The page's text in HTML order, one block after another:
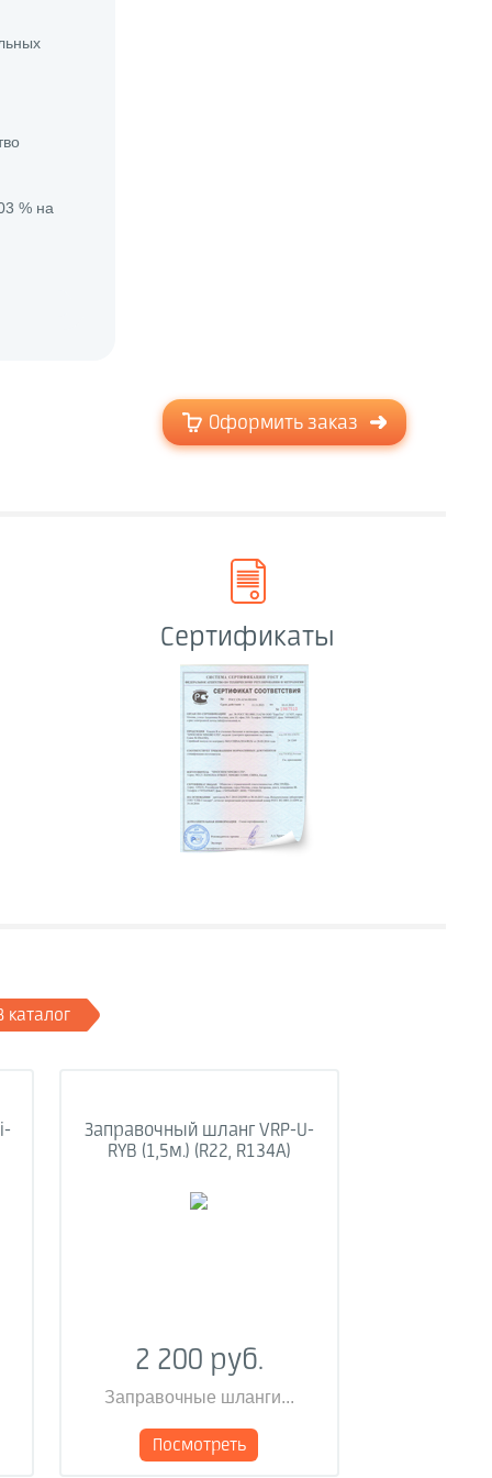
% на
Оформить заказ
Сертификаты
каталог
Заправочный шланг VRP-U-
RYB (1,5м.) (R22, R134A)
2 200 руб.
Заправочные шланги...
Посмотреть